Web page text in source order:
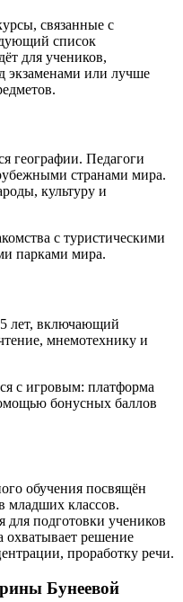
связанные с
список
для учеников,
экзаменами или лучше
географии. Педагоги
странами мира.
культуру и
с туристическими
парками мира.
5 лет, включающий
мнемотехнику и
с игровым: платформа
бонусных баллов
обучения посвящён
младших классов.
для подготовки учеников
решение
проработку речи.
Бунеевой